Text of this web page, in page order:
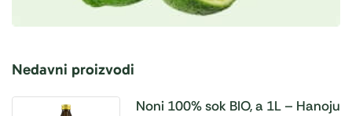
Nedavni proizvodi
Noni 100% sok BIO, a 1L – Hanoju